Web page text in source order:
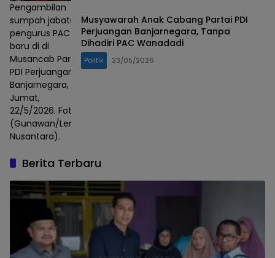
Pengambilan
sumpah jabatan
pengurus PAC
baru di di
Musancab Partai
PDI Perjuangan
Banjarnegara,
Jumat,
22/5/2026. Foto :
(Gunawan/Lensa
Nusantara).
Musyawarah Anak Cabang Partai PDI
Perjuangan Banjarnegara, Tanpa
Dihadiri PAC Wanadadi
Politik 23/05/2026
Berita Terbaru